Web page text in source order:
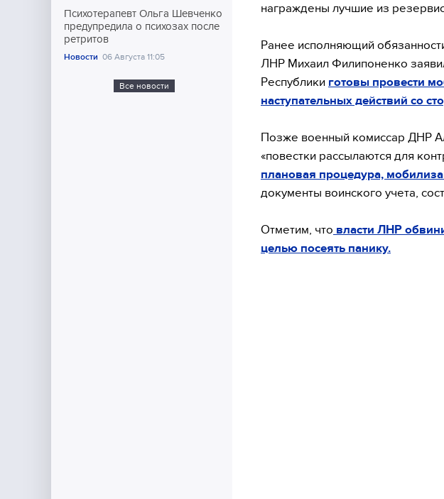
Психотерапевт Ольга Шевченко
предупредила о психозах после
ретритов
Новости 06 Августа 11:05
Все новости
награждены лучшие из
Ранее исполняющий
ЛНР Михаил Филипоненко
Республики готовы провести
наступательных действий со
Позже военный комиссар ДНР
«повестки рассылаются для
плановая процедура,
документы воинского учета,
Отметим, что власти ЛНР
целью посеять панику.